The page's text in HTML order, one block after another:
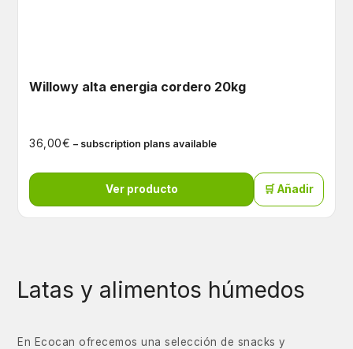
Willowy alta energia cordero 20kg
36,00€ – subscription plans available
Ver producto 🛒 Añadir
Latas y alimentos húmedos
En Ecocan ofrecemos una selección de snacks y